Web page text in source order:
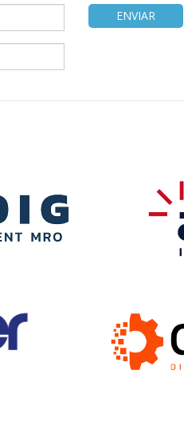
ENVIAR